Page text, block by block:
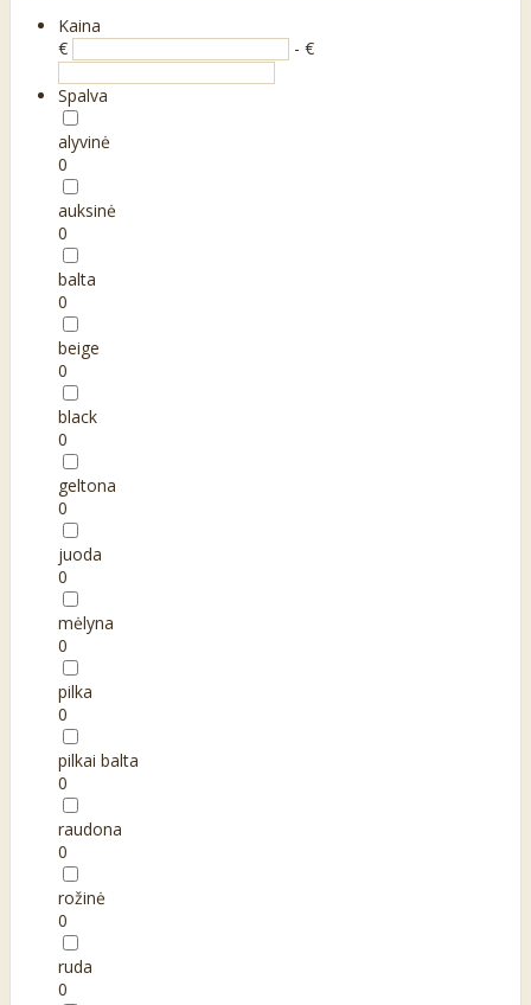
Kaina
€
- €
Spalva
alyvinė
0
auksinė
0
balta
0
beige
0
black
0
geltona
0
juoda
0
mėlyna
0
pilka
0
pilkai balta
0
raudona
0
rožinė
0
ruda
0